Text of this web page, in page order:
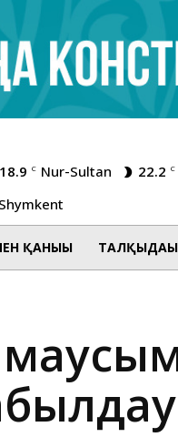
18.9 C Nur-Sultan 22.2 C
Shymkent
ҚАНЫҒЫ